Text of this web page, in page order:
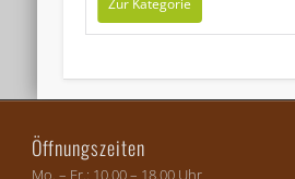
Öffnungszeiten
Mo. – Fr.: 10.00 – 18.00 Uhr